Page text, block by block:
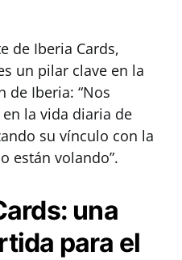
de Iberia Cards,
un pilar clave en la
de Iberia: “Nos
la vida diaria de
su vínculo con la
están volando”.
una
para el